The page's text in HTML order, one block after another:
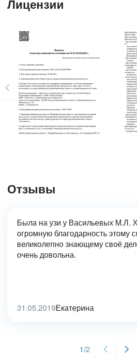
Лицензии
Отзывы
Была на узи у Васильевых М.Л.
огромную благодарность этому
великолепно знающему своё
очень довольна.
31.05.2019Екатерина
1/2